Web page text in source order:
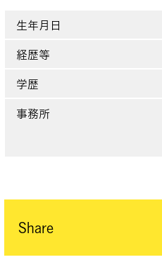
生年月日
経歴等
学歴
事務所
Share